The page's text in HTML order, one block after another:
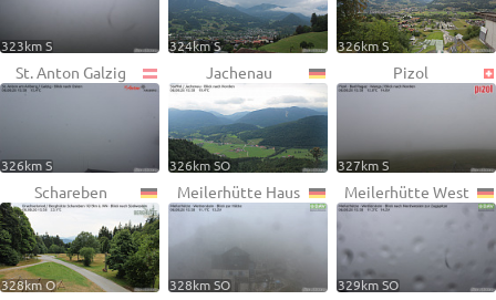
323km S 324km S 326km S
St. Anton Galzig
326km S
Jachenau
326km SO
Pizol
327km S
Schareben
328km O
Meilerhütte Haus
328km SO
Meilerhütte West
329km SO